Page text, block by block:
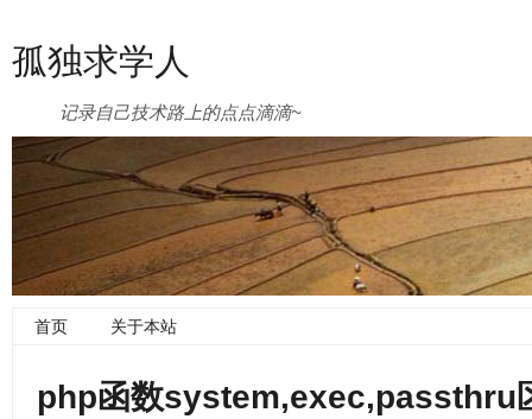
孤独求学人
记录自己技术路上的点点滴滴~
首页 关于本站
php函数system,exec,passthru